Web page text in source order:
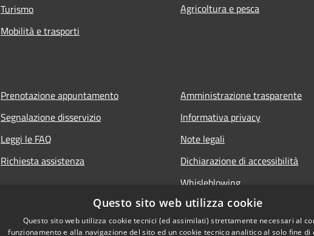
Turismo
Mobilità e trasporti
Agricoltura e pesca
Prenotazione appuntamento
Segnalazione disservizio
Leggi le FAQ
Richiesta assistenza
Amministrazione trasparente
Informativa privacy
Note legali
Dichiarazione di accessibilità
Whisleblowing
Questo sito web utilizza cookie
Questo sito web utilizza cookie tecnici (ed assimilati) strettamente necessari al
funzionamento e alla navigazione del sito ed un cookie tecnico analitico al solo fine di